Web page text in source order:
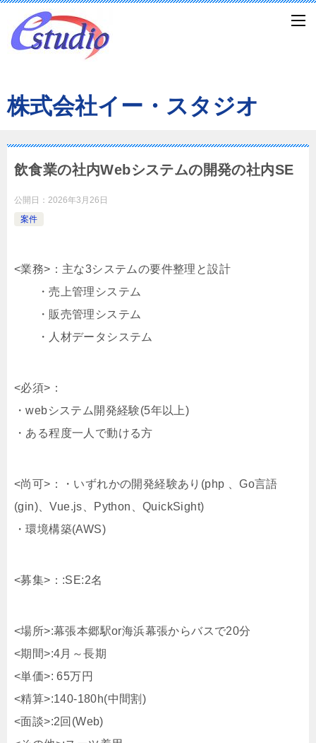
株式会社イー・スタジオ
飲食業の社内Webシステムの開発の社内SE
公開日： 2026年3月26日
案件
<業務>：主な3システムの要件整理と設計
・売上管理システム
・販売管理システム
・人材データシステム
<必須>：
・webシステム開発経験(5年以上)
・ある程度一人で動ける方
<尚可>：・いずれかの開発経験あり(php 、Go言語
(gin)、Vue.js、Python、QuickSight)
・環境構築(AWS)
<募集>：:SE:2名
<場所>:幕張本郷駅or海浜幕張からバスで20分
<期間>:4月～長期
<単価>: 65万円
<精算>:140-180h(中間割)
<面談>:2回(Web)